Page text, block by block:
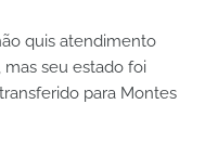
quis atendimento
seu estado foi
para Montes